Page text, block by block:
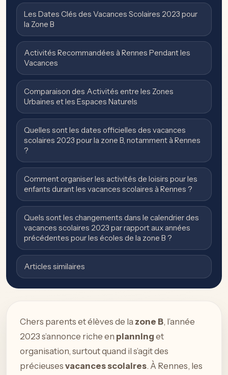
Les Dates Clés des Vacances Scolaires 2023 pour
la Zone B
Activités Recommandées à Rennes Pendant les
Vacances
Comparaison des Activités entre les Zones
Urbaines et les Espaces Naturels
Quelles sont les dates officielles des vacances
scolaires 2023 pour la zone B, notamment à Rennes
?
Comment organiser les activités de loisirs pour les
enfants durant les vacances scolaires à Rennes ?
Quels sont les changements dans le calendrier des
vacances scolaires 2023 par rapport aux années
précédentes pour les écoles de la zone B ?
Articles similaires
Chers parents et élèves de la zone B, l’année
2023 s’annonce riche en planning et
organisation, surtout quand il s’agit des
précieuses vacances scolaires. À Rennes, les